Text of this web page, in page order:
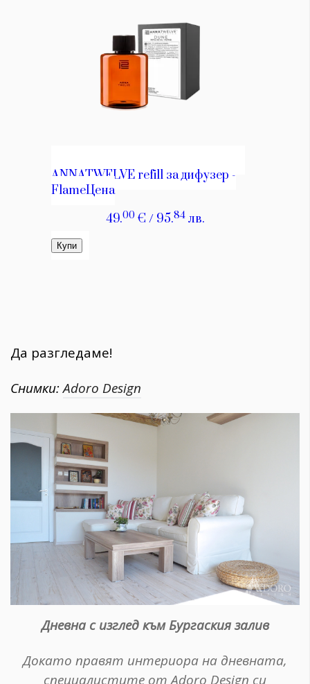
Да разгледаме!
Снимки:Adoro Design
Дневна с изглед към Бургаския залив
Докато правят интериора на дневната,
специалистите от Adoro Design си